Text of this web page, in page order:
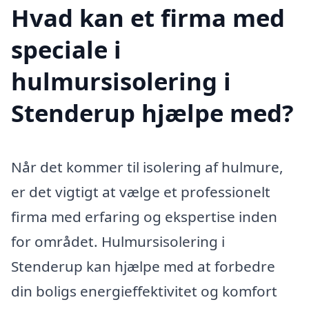
Hvad kan et firma med
speciale i
hulmursisolering i
Stenderup hjælpe med?
Når det kommer til isolering af hulmure,
er det vigtigt at vælge et professionelt
firma med erfaring og ekspertise inden
for området. Hulmursisolering i
Stenderup kan hjælpe med at forbedre
din boligs energieffektivitet og komfort